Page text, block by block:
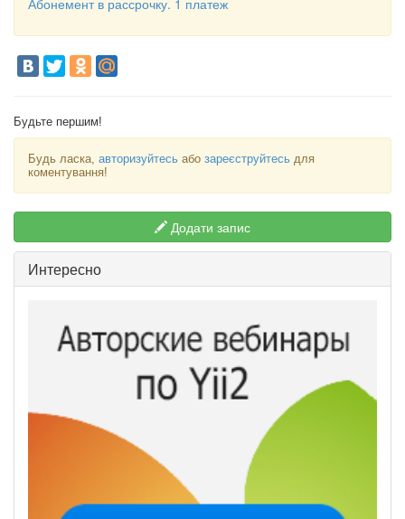
Будьте першим!
Будь ласка, авторизуйтесь або зареєструйтесь для
коментування!
Додати запис
Интересно